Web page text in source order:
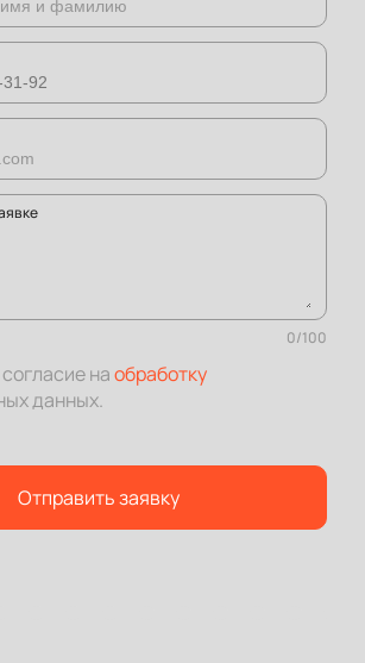
0/100
наобработку
данных.
Отправить заявку